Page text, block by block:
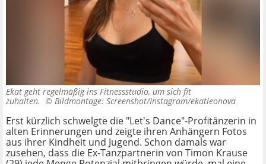
Ekat geht regelmäßig ins Fitnessstudio, um sich fit
zuhalten. © Bildmontage: Screenshot/Instagram/ekatleonova
Erst kürzlich schwelgte die "Let's Dance"-Profitänzerin in
alten Erinnerungen und zeigte ihren Anhängern Fotos
aus ihrer Kindheit und Jugend. Schon damals war
zusehen, dass die Ex-Tanzpartnerin von Timon Krause